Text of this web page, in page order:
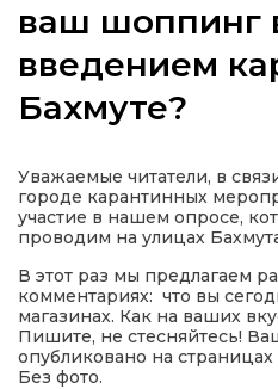
політика
місія
ваш шоппинг
введением
Бахмуте?
Уважаемые читатели, в
городе карантинных
участие в нашем опросе,
проводим на улицах
В этот раз мы предлагаем
комментариях: что вы
магазинах. Как на ваших
Пишите, не стесняйтесь!
опубликовано на страницах
Без фото.